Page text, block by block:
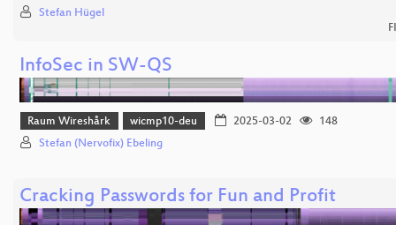
Stefan Hügel
InfoSec in SW-QS
Raum Wireshårk wicmp10-deu 2025-03-02
148
Stefan (Nervofix) Ebeling
Cracking Passwords for Fun and Profit